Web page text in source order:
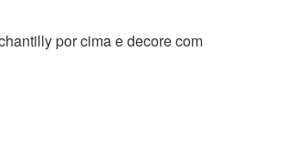
por cima e decore com